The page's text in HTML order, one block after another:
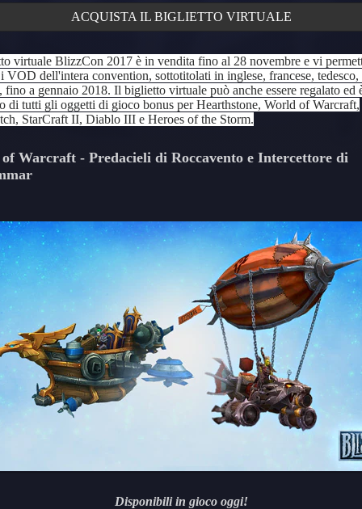
ACQUISTA IL BIGLIETTO VIRTUALE
virtuale BlizzCon 2017 è in vendita fino al 28 novembre e vi
VOD dell'intera convention, sottotitolati in inglese, francese, tedesco,
fino a gennaio 2018. Il biglietto virtuale può anche essere regalato ed
di tutti gli oggetti di gioco bonus per Hearthstone, World of Warcraft,
StarCraft II, Diablo III e Heroes of the Storm.
Warcraft - Predacieli di Roccavento e Intercettore di
Disponibili in gioco oggi!